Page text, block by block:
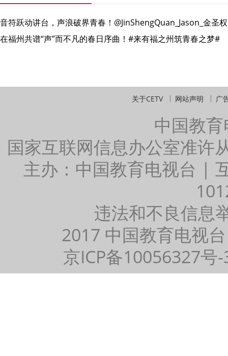
音符跃动讲台，声浪破界青春！@JinShengQuan_Jason_金
在福州共谱“声”而不凡的春日序曲！#来有福之州筑青春之梦#
关于CETV 网站声明 广
中国教
国家互联网信息办公室准许
主办：中国教育电视台 |
违法和不良信息
2017 中国教育电视
京ICP备10056327号